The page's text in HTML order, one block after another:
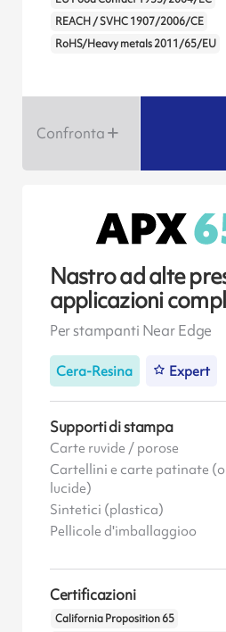
REACH / SVHC 1907/2006/CE
RoHS/Heavy metals 2011/65/EU
Confronta
Nastro ad alte
applicazioni
Per stampanti Near Edge
Cera-Resina Expert
Supporti di stampa
Carte ruvide / porose
Cartellini e carte patinate
lucide)
Sintetici (plastica)
Pellicole d'imballaggioo
Certificazioni
California Proposition 65